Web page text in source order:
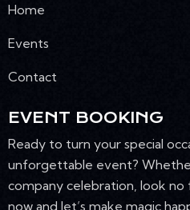
Home
Events
Contact
EVENT BOOKING
Ready to turn your special
unforgettable event?
company celebration, look no
now and let’s make magic